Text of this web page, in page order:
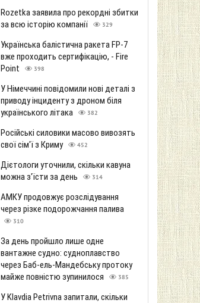
Rozetka заявила про рекордні збитки
за всю історію компанії
329
Українська балістична ракета FP-7
вже проходить сертифікацію, - Fire
Point
398
У Німеччині повідомили нові деталі з
приводу інциденту з дроном біля
українського літака
382
Російські силовики масово вивозять
свої сім'ї з Криму
452
Дієтологи уточнили, скільки кавуна
можна з'їсти за день
314
АМКУ продовжує розслідування
через різке подорожчання палива
310
За день пройшло лише одне
вантажне судно: судноплавство
через Баб-ель-Мандебську протоку
майже повністю зупинилося
385
У Klavdia Petrivna запитали, скільки